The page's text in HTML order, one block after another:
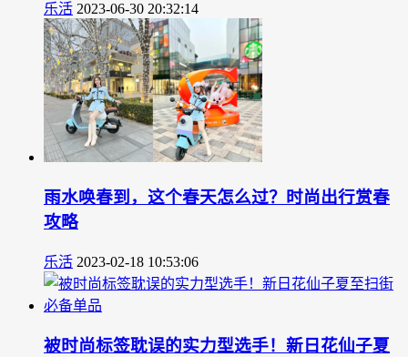
乐活 2023-06-30 20:32:14
雨水唤春到，这个春天怎么过？时尚出行赏春
攻略
乐活 2023-02-18 10:53:06
被时尚标签耽误的实力型选手！新日花仙子夏